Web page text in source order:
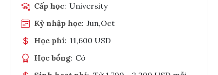
Cấp học: University
Kỳ nhập học: Jun,Oct
Học phí: 11,600 USD
Học bổng: Có